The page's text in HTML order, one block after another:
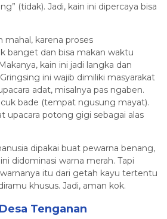
(tidak). Jadi, kain ini dipercaya bisa
mahal, karena proses
banget dan bisa makan waktu
kain ini jadi langka dan
ini wajib dimiliki masyarakat
adat, misalnya pas ngaben.
bade (tempat ngusung mayat).
upacara potong gigi sebagai alas
dipakai buat pewarna benang,
didominasi warna merah. Tapi
itu dari getah kayu tertentu
khusus. Jadi, aman kok.
Tenganan